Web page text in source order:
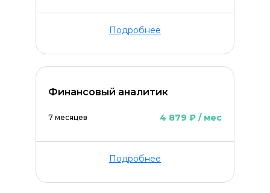
Подробнее
Финансовый аналитик
7 месяцев 4 879 ₽ / мес
Подробнее